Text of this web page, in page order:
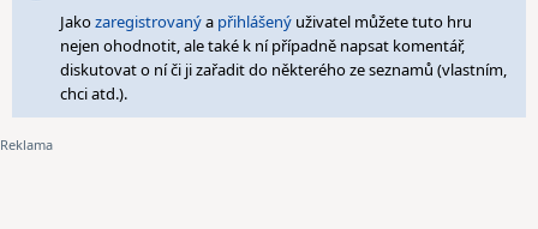
Jakozaregistrovanýa přihlášený uživatel můžete tuto hru
nejen ohodnotit, ale také k ní případně napsat komentář,
diskutovat o ní či ji zařadit do některého ze seznamů (vlastním,
chci atd.).